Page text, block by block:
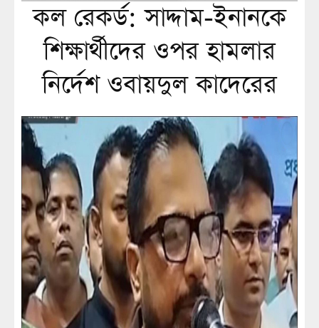
কল রেকর্ড: সাদ্দাম-ইনানকে
শিক্ষার্থীদের ওপর হামলার
নির্দেশ ওবায়দুল কাদেরের